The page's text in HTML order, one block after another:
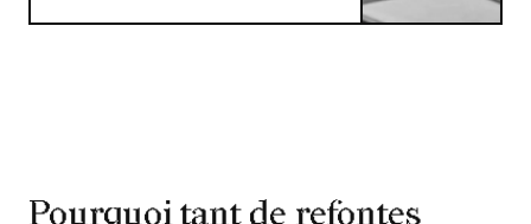
Pourquoi tant de refontes